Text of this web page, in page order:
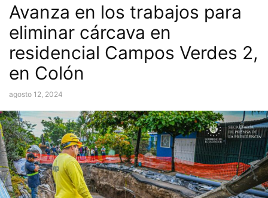
Avanza en los trabajos para
eliminar cárcava en
residencial Campos Verdes 2,
en Colón
agosto 12, 2024